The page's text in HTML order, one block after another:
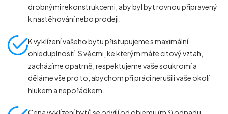
drobnými rekonstrukcemi, aby byl byt rovnou připravený
k nastěhování nebo prodeji.
K vyklízení vašeho bytu přistupujeme s maximální
ohleduplností. S věcmi, ke kterým máte citový vztah,
zacházíme opatrně, respektujeme vaše soukromí a
děláme vše pro to, abychom při práci nerušili vaše okolí
hlukem a nepořádkem.